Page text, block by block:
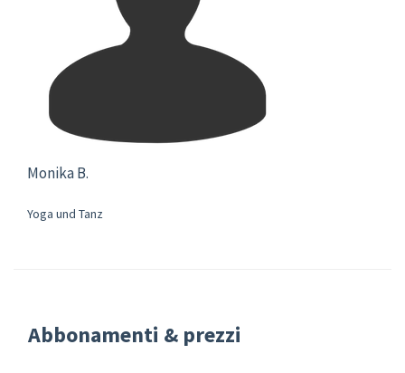
Monika B.
Yoga und Tanz
Abbonamenti & prezzi